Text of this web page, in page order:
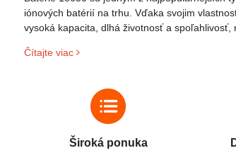
iónových batérií na trhu. Vďaka svojim
vysoká kapacita, dlhá životnosť a spoľahlivosť,
zariadení až po elektrické vozidlá. Pochopenie
efektívnemu a bezpečnému využitiu.
Čítajte viac
Široká ponuka